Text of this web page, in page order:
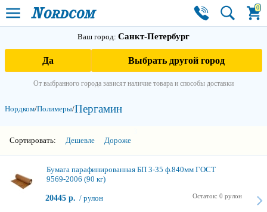
0
Ваш город: Санкт-Петербург
Да Выбрать другой город
От выбранного города зависят наличие товара и способы доставки
Нордком/Полимеры/Пергамин
Сортировать: Дешевле Дороже
Бумага парафинированная БП 3-35 ф.840мм ГОСТ
9569-2006 (90 кг)
Остаток: 0 рулон
20445 р. / рулон